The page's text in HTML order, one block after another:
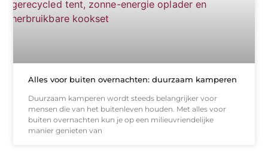
Alles voor buiten overnachten: duurzaam kamperen
Duurzaam kamperen wordt steeds belangrijker voor
mensen die van het buitenleven houden. Met alles voor
buiten overnachten kun je op een milieuvriendelijke
manier genieten van